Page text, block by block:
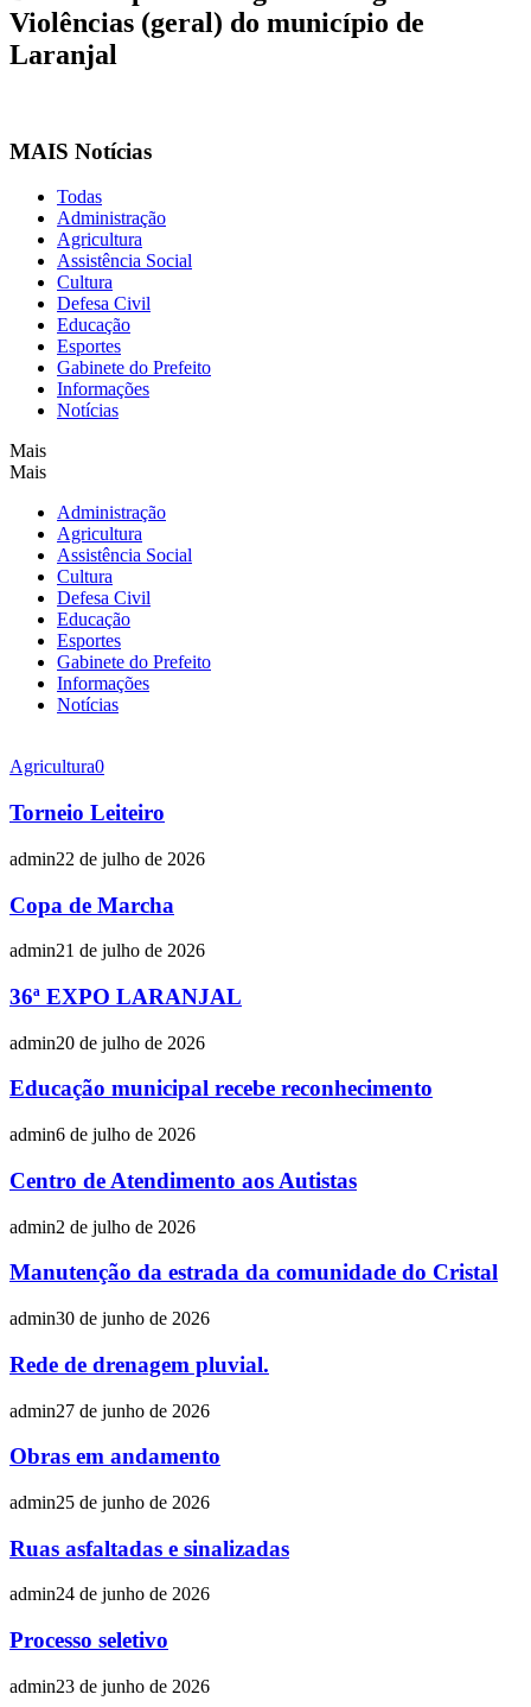
Violências (geral) do município de
Laranjal
MAIS Notícias
Todas
Administração
Agricultura
Assistência Social
Cultura
Defesa Civil
Educação
Esportes
Gabinete do Prefeito
Informações
Notícias
Mais
Mais
Administração
Agricultura
Assistência Social
Cultura
Defesa Civil
Educação
Esportes
Gabinete do Prefeito
Informações
Notícias
Agricultura0
Torneio Leiteiro
admin22 de julho de 2026
Copa de Marcha
admin21 de julho de 2026
36ª EXPO LARANJAL
admin20 de julho de 2026
Educação municipal recebe reconhecimento
admin6 de julho de 2026
Centro de Atendimento aos Autistas
admin2 de julho de 2026
Manutenção da estrada da comunidade do Cristal
admin30 de junho de 2026
Rede de drenagem pluvial.
admin27 de junho de 2026
Obras em andamento
admin25 de junho de 2026
Ruas asfaltadas e sinalizadas
admin24 de junho de 2026
Processo seletivo
admin23 de junho de 2026